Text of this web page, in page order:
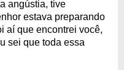
angústia, tive
estava preparando
aí que encontrei você,
sei que toda essa